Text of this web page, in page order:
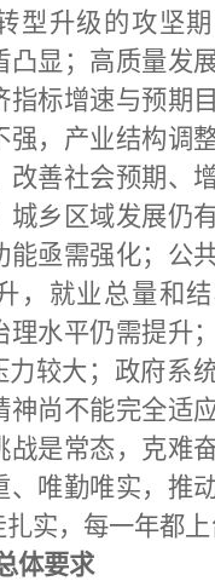
型升级的攻坚
凸显；高质量发
标增速与预期
，产业结构调
改善社会预期、
城乡区域发展仍
能亟需强化；公
，就业总量和
理水平仍需提升
力较大；政府系
神尚不能完全适
是常态，克难
、唯勤唯实，推
实，每一年都上
体要求